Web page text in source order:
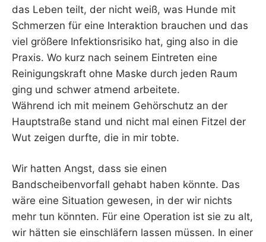
das Leben teilt, der nicht weiß, was Hunde mit
Schmerzen für eine Interaktion brauchen und das
viel größere Infektionsrisiko hat, ging also in die
Praxis. Wo kurz nach seinem Eintreten eine
Reinigungskraft ohne Maske durch jeden Raum
ging und schwer atmend arbeitete.
Während ich mit meinem Gehörschutz an der
Hauptstraße stand und nicht mal einen Fitzel der
Wut zeigen durfte, die in mir tobte.
Wir hatten Angst, dass sie einen
Bandscheibenvorfall gehabt haben könnte. Das
wäre eine Situation gewesen, in der wir nichts
mehr tun könnten. Für eine Operation ist sie zu alt,
wir hätten sie einschläfern lassen müssen. In einer